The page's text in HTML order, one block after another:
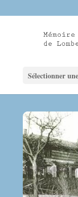
Sélectionner